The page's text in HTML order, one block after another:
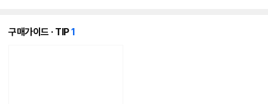
구매가이드 · TIP1개